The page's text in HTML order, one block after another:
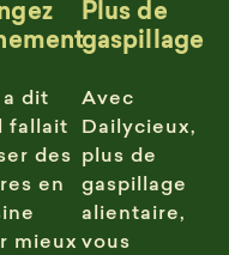
dit
fallait
des
en
mieux
Plus de
gaspillage
Avec
Dailycieux,
plus de
gaspillage
alientaire,
vous